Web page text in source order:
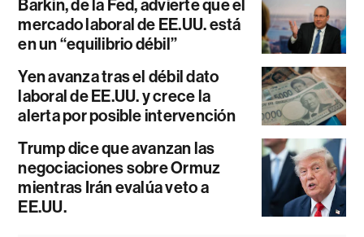
Barkin, de la Fed, advierte que el
mercado laboral de EE.UU. está
en un “equilibrio débil”
Yen avanza tras el débil dato
laboral de EE.UU. y crece la
alerta por posible intervención
Trump dice que avanzan las
negociaciones sobre Ormuz
mientras Irán evalúa veto a
EE.UU.